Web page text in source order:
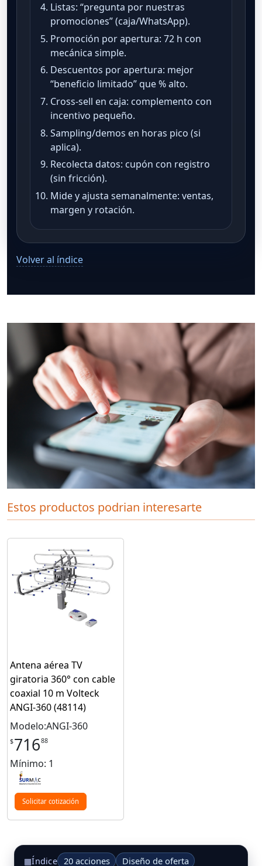
Listas: “pregunta por nuestras
promociones” (caja/WhatsApp).
Promoción por apertura: 72 h con
mecánica simple.
Descuentos por apertura: mejor
“beneficio limitado” que % alto.
Cross-sell en caja: complemento con
incentivo pequeño.
Sampling/demos en horas pico (si
aplica).
Recolecta datos: cupón con registro
(sin fricción).
Mide y ajusta semanalmente: ventas,
margen y rotación.
Volver al índice
Estos productos podrian interesarte
Antena aérea TV
giratoria 360° con cable
coaxial 10 m Volteck
ANGI-360 (48114)
Modelo:ANGI-360
$71688
Mínimo: 1
Solicitar cotización
▦Índice 20 acciones Diseño de oferta